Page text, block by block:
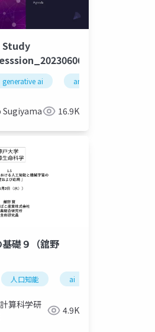
machine learning
Study
generative ai artificial intelligence
16.9K
礎９（舘野
人口知能 ai
算科学研
4.9K